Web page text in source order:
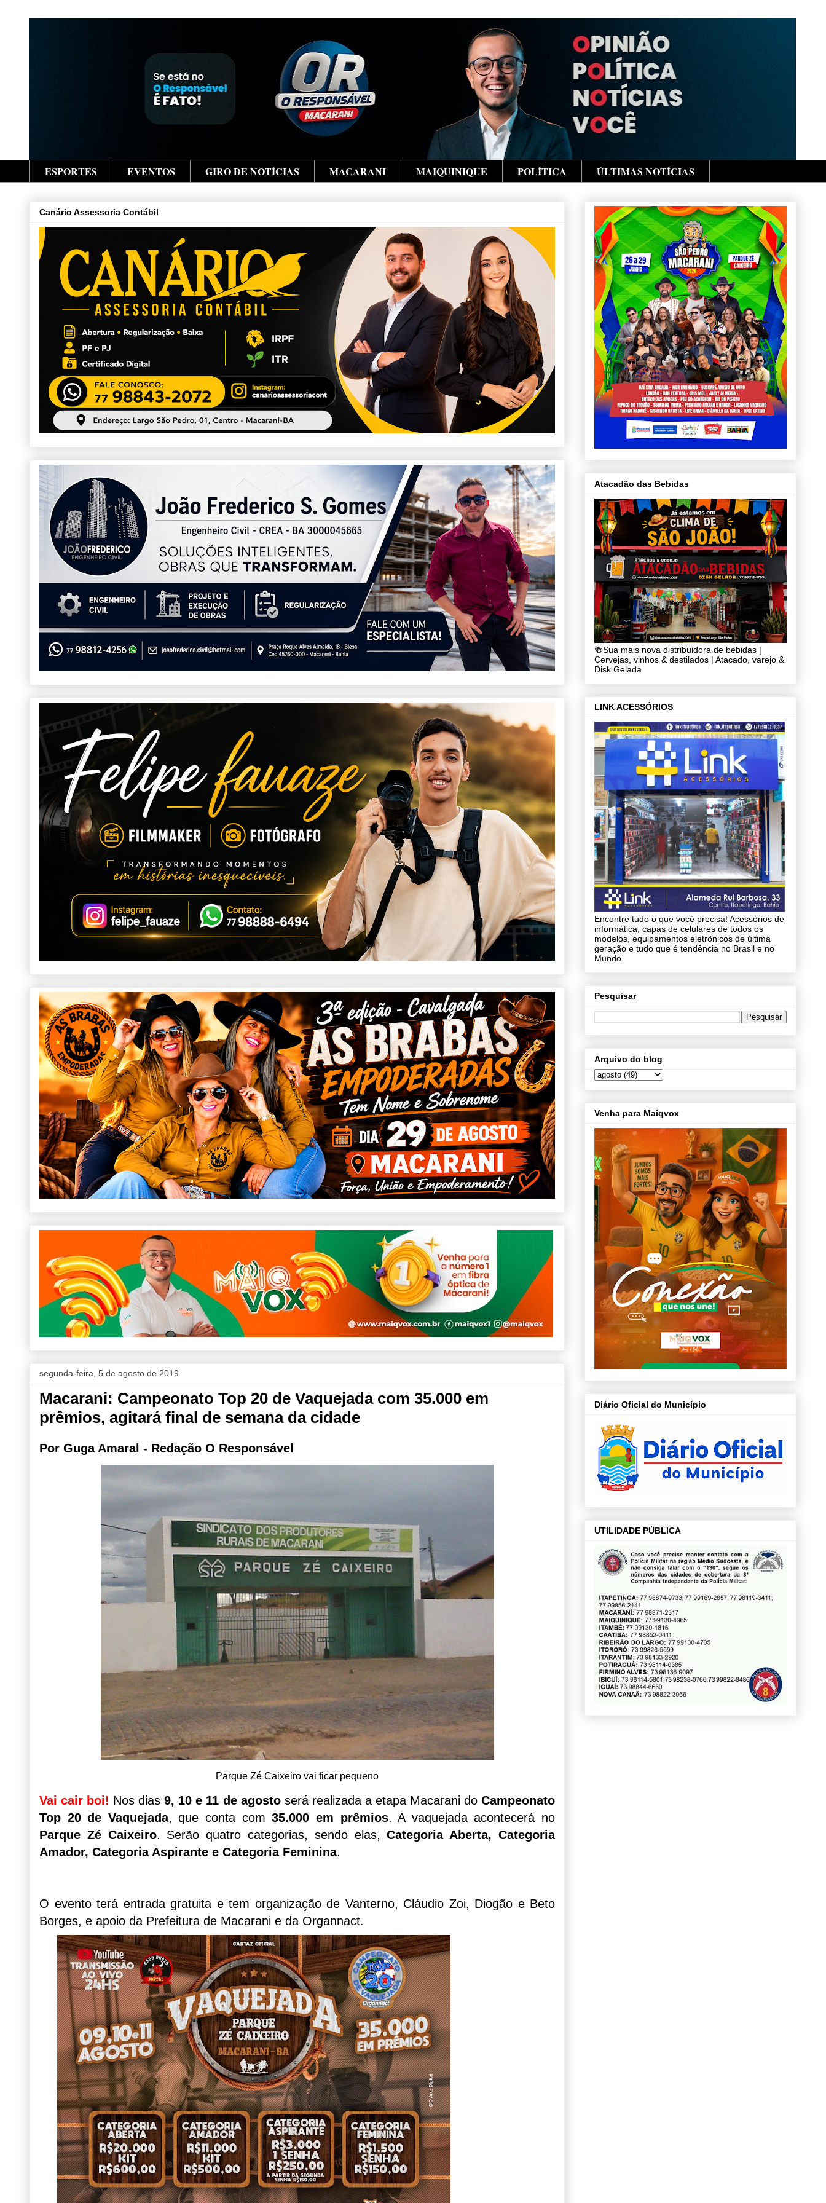
ESPORTES EVENTOS GIRO DE NOTÍCIAS MACARANI MAIQUINIQUE POLÍTICA ÚLTIMAS NOTÍCIAS
Canário Assessoria Contábil
segunda-feira, 5 de agosto de 2019
Macarani: Campeonato Top 20 de Vaquejada com 35.000 em
prêmios, agitará final de semana da cidade
Por Guga Amaral - Redação O Responsável
Parque Zé Caixeiro vai ficar pequeno
Vai cair boi! Nos dias 9, 10 e 11 de agostoserá realizada a etapa Macarani doCampeonato
Top 20 de Vaquejada, que conta com35.000 em prêmios. A vaquejada acontecerá no
Parque Zé Caixeiro. Serão quatro categorias, sendo elas,Categoria Aberta, Categoria
Amador, Categoria Aspirante e Categoria Feminina.
O evento terá entrada gratuita e tem organização de Vanterno, Cláudio Zoi, Diogão e Beto
Borges, e apoio da Prefeitura de Macarani e da Organnact.
Atacadão das Bebidas
🍻Sua mais nova distribuidora de bebidas |
Cervejas, vinhos & destilados | Atacado, varejo &
Disk Gelada
LINK ACESSÓRIOS
Encontre tudo o que você precisa! Acessórios de
informática, capas de celulares de todos os
modelos, equipamentos eletrônicos de última
geração e tudo que é tendência no Brasil e no
Mundo.
Pesquisar
Arquivo do blog
Venha para Maiqvox
Diário Oficial do Município
UTILIDADE PÚBLICA